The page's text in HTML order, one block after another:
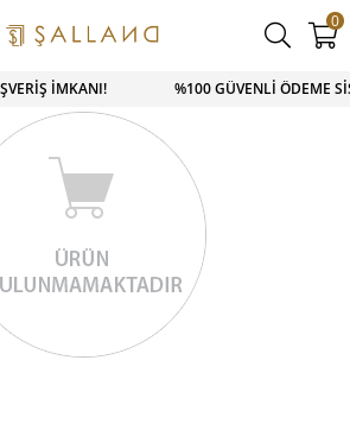
İMKANI! %100 GÜVENLİ ÖDEME
0